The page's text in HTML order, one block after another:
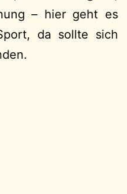
– hier geht es
da sollte sich